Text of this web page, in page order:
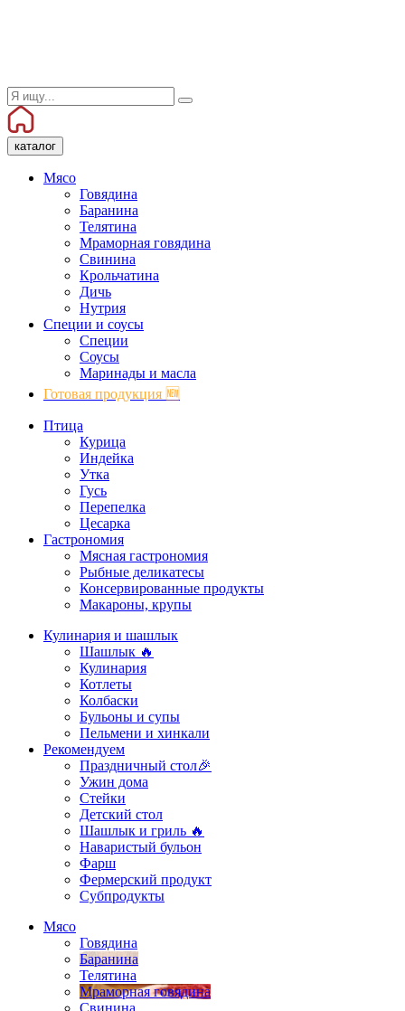
каталог
Мясо
Говядина
Баранина
Телятина
Мраморная говядина
Свинина
Крольчатина
Дичь
Нутрия
Специи и соусы
Специи
Соусы
Маринады и масла
Готовая продукция 🆕
Птица
Курица
Индейка
Утка
Гусь
Перепелка
Цесарка
Гастрономия
Мясная гастрономия
Рыбные деликатесы
Консервированные продукты
Макароны, крупы
Кулинария и шашлык
Шашлык 🔥
Кулинария
Котлеты
Колбаски
Бульоны и супы
Пельмени и хинкали
Рекомендуем
Праздничный стол🎉
Ужин дома
Стейки
Детский стол
Шашлык и гриль 🔥
Наваристый бульон
Фарш
Фермерский продукт
Субпродукты
Мясо
Говядина
Баранина
Телятина
Мраморная говядина
Свинина